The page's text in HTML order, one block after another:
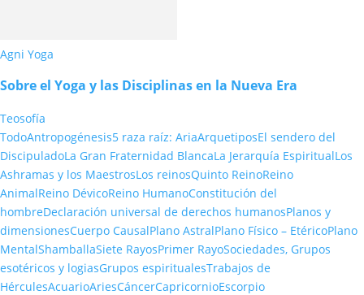
Agni Yoga
Sobre el Yoga y las Disciplinas en la Nueva Era
Teosofía
TodoAntropogénesis5 raza raíz: AriaArquetiposEl sendero del
DiscipuladoLa Gran Fraternidad BlancaLa Jerarquía EspiritualLos
Ashramas y los MaestrosLos reinosQuinto ReinoReino
AnimalReino DévicoReino HumanoConstitución del
hombreDeclaración universal de derechos humanosPlanos y
dimensionesCuerpo CausalPlano AstralPlano Físico – EtéricoPlano
MentalShamballaSiete RayosPrimer RayoSociedades, Grupos
esotéricos y logiasGrupos espiritualesTrabajos de
HérculesAcuarioAriesCáncerCapricornioEscorpio